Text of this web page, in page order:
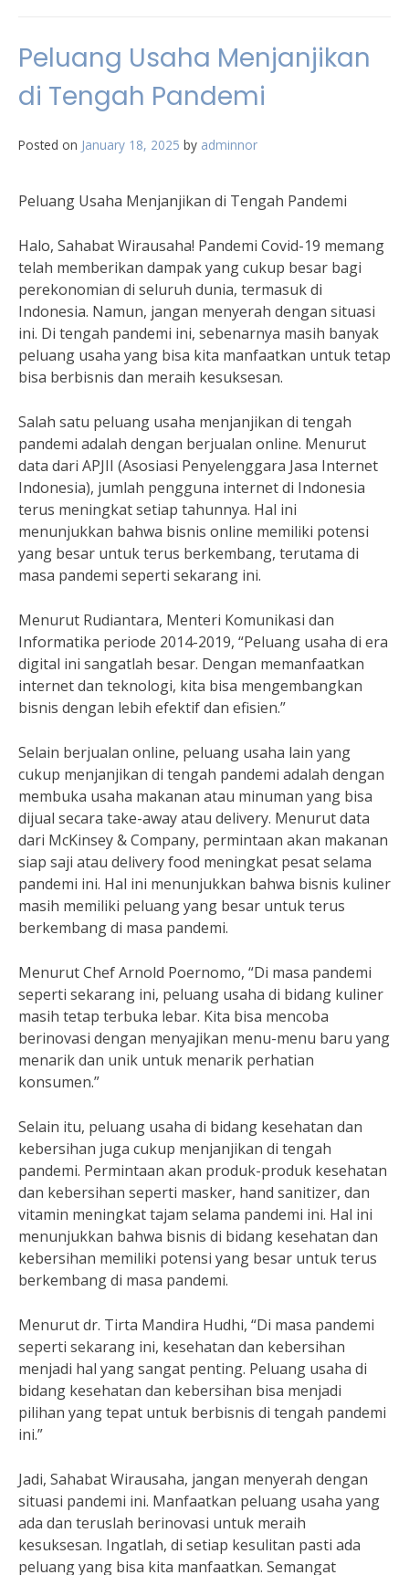
Peluang Usaha Menjanjikan
di Tengah Pandemi
Posted on January 18, 2025 by adminnor
Peluang Usaha Menjanjikan di Tengah Pandemi
Halo, Sahabat Wirausaha! Pandemi Covid-19 memang
telah memberikan dampak yang cukup besar bagi
perekonomian di seluruh dunia, termasuk di
Indonesia. Namun, jangan menyerah dengan situasi
ini. Di tengah pandemi ini, sebenarnya masih banyak
peluang usaha yang bisa kita manfaatkan untuk tetap
bisa berbisnis dan meraih kesuksesan.
Salah satu peluang usaha menjanjikan di tengah
pandemi adalah dengan berjualan online. Menurut
data dari APJII (Asosiasi Penyelenggara Jasa Internet
Indonesia), jumlah pengguna internet di Indonesia
terus meningkat setiap tahunnya. Hal ini
menunjukkan bahwa bisnis online memiliki potensi
yang besar untuk terus berkembang, terutama di
masa pandemi seperti sekarang ini.
Menurut Rudiantara, Menteri Komunikasi dan
Informatika periode 2014-2019, “Peluang usaha di era
digital ini sangatlah besar. Dengan memanfaatkan
internet dan teknologi, kita bisa mengembangkan
bisnis dengan lebih efektif dan efisien.”
Selain berjualan online, peluang usaha lain yang
cukup menjanjikan di tengah pandemi adalah dengan
membuka usaha makanan atau minuman yang bisa
dijual secara take-away atau delivery. Menurut data
dari McKinsey & Company, permintaan akan makanan
siap saji atau delivery food meningkat pesat selama
pandemi ini. Hal ini menunjukkan bahwa bisnis kuliner
masih memiliki peluang yang besar untuk terus
berkembang di masa pandemi.
Menurut Chef Arnold Poernomo, “Di masa pandemi
seperti sekarang ini, peluang usaha di bidang kuliner
masih tetap terbuka lebar. Kita bisa mencoba
berinovasi dengan menyajikan menu-menu baru yang
menarik dan unik untuk menarik perhatian
konsumen.”
Selain itu, peluang usaha di bidang kesehatan dan
kebersihan juga cukup menjanjikan di tengah
pandemi. Permintaan akan produk-produk kesehatan
dan kebersihan seperti masker, hand sanitizer, dan
vitamin meningkat tajam selama pandemi ini. Hal ini
menunjukkan bahwa bisnis di bidang kesehatan dan
kebersihan memiliki potensi yang besar untuk terus
berkembang di masa pandemi.
Menurut dr. Tirta Mandira Hudhi, “Di masa pandemi
seperti sekarang ini, kesehatan dan kebersihan
menjadi hal yang sangat penting. Peluang usaha di
bidang kesehatan dan kebersihan bisa menjadi
pilihan yang tepat untuk berbisnis di tengah pandemi
ini.”
Jadi, Sahabat Wirausaha, jangan menyerah dengan
situasi pandemi ini. Manfaatkan peluang usaha yang
ada dan teruslah berinovasi untuk meraih
kesuksesan. Ingatlah, di setiap kesulitan pasti ada
peluang yang bisa kita manfaatkan. Semangat